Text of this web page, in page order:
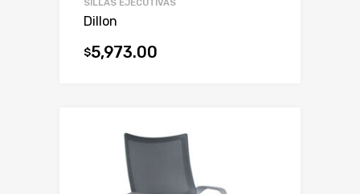
SILLAS EJECUTIVAS
Dillon
$5,973.00